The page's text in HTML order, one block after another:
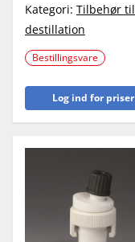
Kategori: Tilbehør til
destillation
Bestillingsvare
Log ind for priser